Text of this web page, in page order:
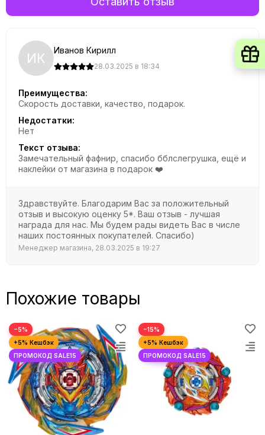
ИК Иванов Кирилл
28.03.2025 в 18:34
Преимущества:
Скорость доставки, качество, подарок.
Недостатки:
Нет
Текст отзыва:
Замечательный фафнир, спасибо бблслегрушка, ещё и
наклейки от магазина в подарок ❤️
Здравствуйте. Благодарим Вас за положительный
отзыв и высокую оценку 5*. Ваш отзыв - лучшая
награда для нас. Мы будем рады видеть Вас в числе
наших постоянных покупателей. Спасибо)
Менеджер магазина, 28.03.2025 в 19:27
Похожие товары
−5% −15%